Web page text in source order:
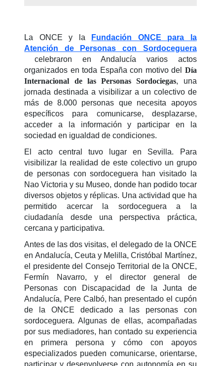
La ONCE y la
Fundación ONCE para la
Atención de Personas con Sordoceguera
celebraron en Andalucía varios actos
organizados en toda España con motivo del Día
Internacional de las Personas Sordociegas, una
jornada destinada a visibilizar a un colectivo de
más de 8.000 personas que necesita apoyos
específicos para comunicarse, desplazarse,
acceder a la información y participar en la
sociedad en igualdad de condiciones.
El acto central tuvo lugar en Sevilla. Para
visibilizar la realidad de este colectivo un grupo
de personas con sordoceguera han visitado
la
Nao Victoria y su Museo, donde han podido tocar
diversos objetos y réplicas. Una actividadque ha
permitido acercar la sordoceguera a la
ciudadanía desde una perspectiva práctica,
cercana y participativa.
Antes de las dos visitas, el delegado de la ONCE
en Andalucía, Ceuta y Melilla, Cristóbal Martínez,
el presidente del Consejo Territorial de la ONCE,
Fermín Navarro, y el director general de
Personas con Discapacidad de la Junta de
Andalucía, Pere Calbó, han presentado el cupón
de la ONCE dedicado a las personas con
sordoceguera. Algunas de ellas, acompañadas
por sus mediadores, han contado su experiencia
en primera persona y cómo con apoyos
especializados pueden comunicarse, orientarse,
participar y desenvolverse con autonomía en su